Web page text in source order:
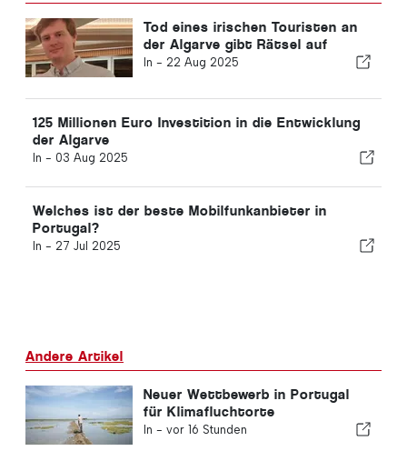
Tod eines irischen Touristen an
der Algarve gibt Rätsel auf
In - 22 Aug 2025
125 Millionen Euro Investition in die Entwicklung
der Algarve
In - 03 Aug 2025
Welches ist der beste Mobilfunkanbieter in
Portugal?
In - 27 Jul 2025
Andere Artikel
Neuer Wettbewerb in Portugal
für Klimafluchtorte
In - vor 16 Stunden